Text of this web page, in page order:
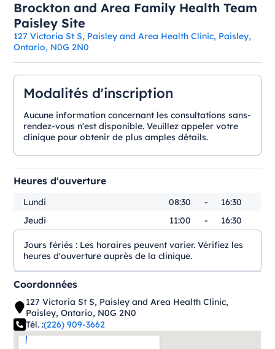
Brockton and Area Family Health Team
Paisley Site
127 Victoria St S, Paisley and Area Health Clinic, Paisley,
Ontario, N0G 2N0
Modalités d'inscription
Aucune information concernant les consultations sans-
rendez-vous n'est disponible. Veuillez appeler votre
clinique pour obtenir de plus amples détails.
Heures d'ouverture
Lundi 08:30 -
16:30
Jeudi
11:00 - 16:30
Jours fériés : Les horaires peuvent varier. Vérifiez les
heures d'ouverture auprès de la clinique.
Coordonnées
127 Victoria St S, Paisley and Area Health Clinic,
Paisley, Ontario, N0G 2N0
Tél. :(226) 909-3662